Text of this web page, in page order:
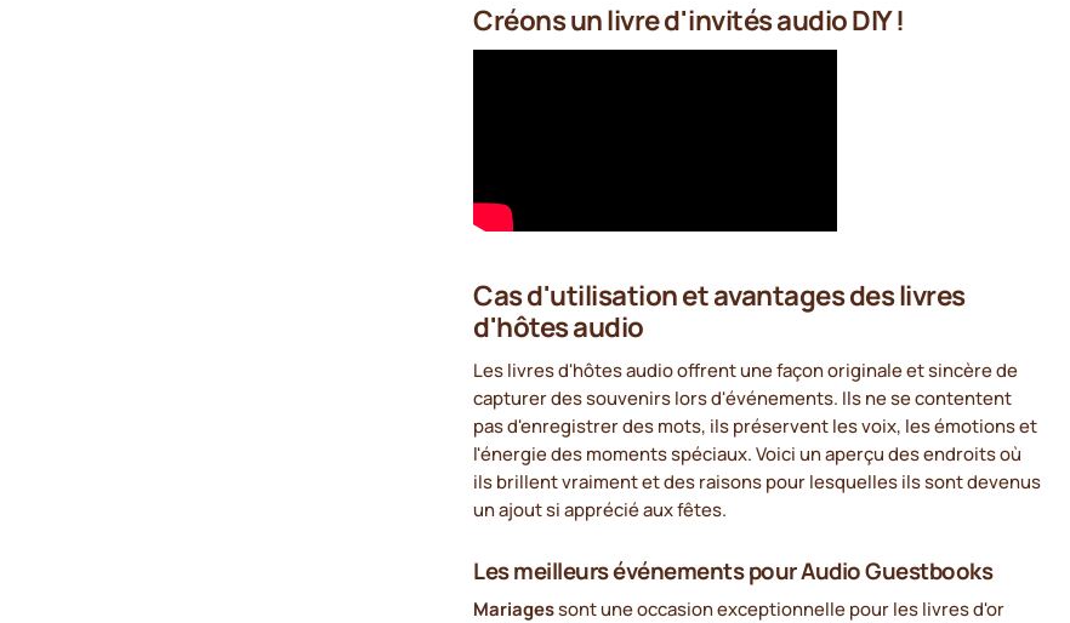
Créons un livre d'invités audio DIY !
Cas d'utilisation et avantages des livres
d'hôtes audio
Les livres d'hôtes audio offrent une façon originale et sincère de
capturer des souvenirs lors d'événements. Ils ne se contentent
pas d'enregistrer des mots, ils préservent les voix, les émotions et
l'énergie des moments spéciaux. Voici un aperçu des endroits où
ils brillent vraiment et des raisons pour lesquelles ils sont devenus
un ajout si apprécié aux fêtes.
Les meilleurs événements pour Audio Guestbooks
Mariagessont une occasion exceptionnelle pour les livres d'or